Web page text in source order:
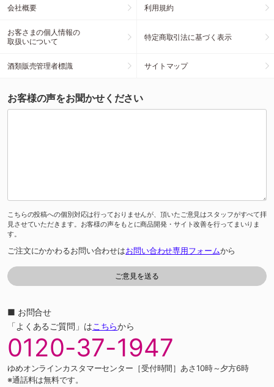
会社概要 利用規約
お客さまの個人情報の
取扱いについて
特定商取引法に基づく表示
酒類販売管理者標識 サイトマップ
お客様の声をお聞かせください
こちらの投稿への個別対応は行っておりませんが、頂いたご意見はスタッフがすべて拝
見させていただきます。お客様の声をもとに商品開発・サイト改善を行ってまいりま
す。
ご注文にかかわるお問い合わせはお問い合わせ専用フォームから
■ お問合せ
「よくあるご質問」はこちらから
0120-37-1947
ゆめオンラインカスタマーセンター［受付時間］あさ10時～夕方6時
※通話料は無料です。